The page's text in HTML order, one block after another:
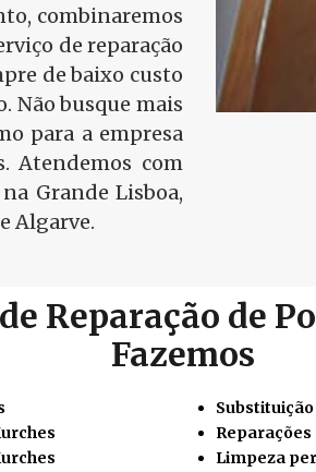
combinaremos
de reparação
de baixo custo
Não busque mais
para a empresa
Atendemos com
Grande Lisboa,
Algarve.
Reparação de
Fazemos
Limpeza